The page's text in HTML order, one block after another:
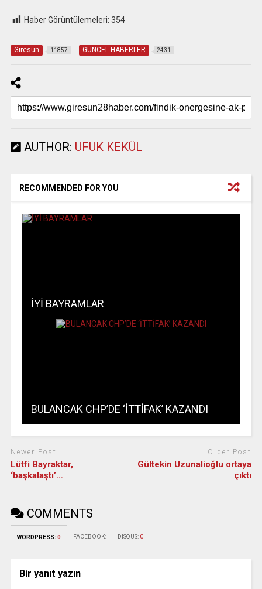
Haber Görüntülemeleri: 354
Giresun 11857 GÜNCEL HABERLER 2431
AUTHOR: UFUK KEKÜL
RECOMMENDED FOR YOU
İYİ BAYRAMLAR
BULANCAK CHP’DE ‘İTTİFAK’ KAZANDI
Newer Post
Lütfi Bayraktar,
‘başkalaştı’…
Older Post
Gültekin Uzunalioğlu ortaya
çıktı
COMMENTS
WORDPRESS: 0 FACEBOOK: DISQUS: 0
Bir yanıt yazın